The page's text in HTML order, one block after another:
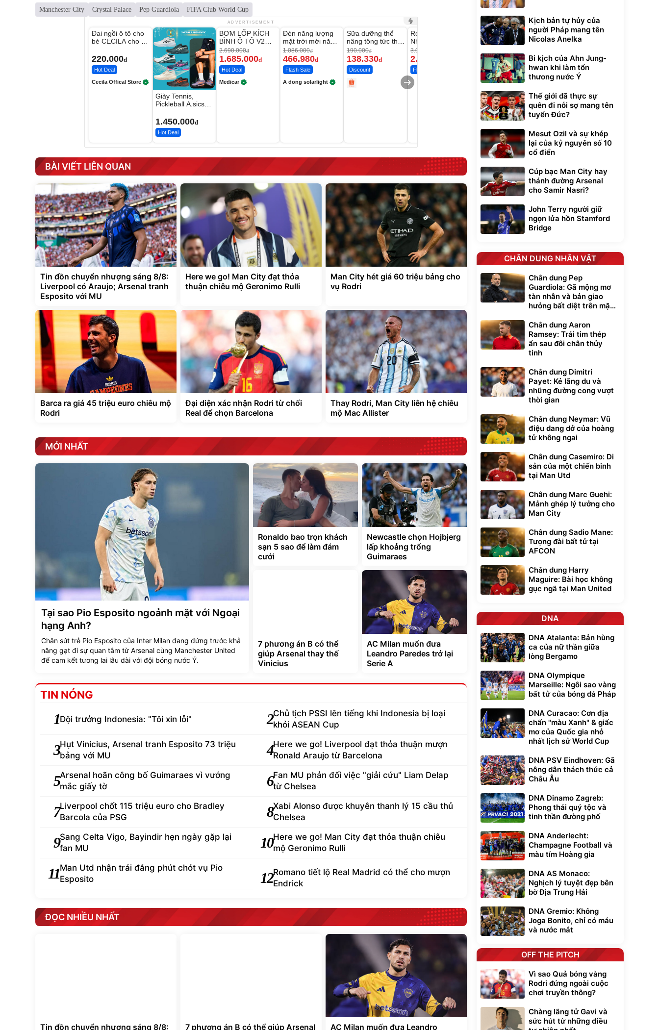
Manchester City Crystal Palace Pep Guardiola FIFA Club World Cup
ADVERTISEMENT
Đai ngồi ô tô cho
bé CECILA cho bé
220.000đ
Hot Deal
Cecila Offical Store
Giày Tennis,
Pickleball A.sics
Các Phối Màu
1.450.000đ
Hot Deal
-37%
Unmute
BƠM LỐP KÍCH
BÌNH Ô TÔ V2
4IN1 Medicar
12.000mAh
2.690.000đ
1.685.000đ
Hot Deal
Medicar
-56%
Đèn năng lượng
mặt trời mới năm
2026 có 120 viên
LED lớn
1.086.000đ
466.980đ
Flash Sale
A dong solarlight
-27%
Sữa dưỡng thể
nâng tông tức thì
Vaseline Body
190.000đ
138.330đ
Discount
Robot Hút Bụi Lau
Nhà - D2-001 -
Thông Minh
3.000.000
2.200.000
Flash Sale
Unmute
Vali Bamozo
Khung Nhôm
20/24/28 Cao Cấp
825.000đ
Flash Sale
Lót ghế ôtô, nâng
lưng chống nóng
giúp thoải mái
trong di chuyển
Đã bán nhiều
BÀI VIẾT LIÊN QUAN
Tin đồn chuyển nhượng sáng 8/8:
Liverpool có Araujo; Arsenal tranh
Esposito với MU
Here we go! Man City đạt thỏa
thuận chiêu mộ Geronimo Rulli
Man City hét giá 60 triệu bảng cho
vụ Rodri
Barca ra giá 45 triệu euro chiêu mộ
Rodri
Đại diện xác nhận Rodri từ chối
Real để chọn Barcelona
Thay Rodri, Man City liên hệ chiêu
mộ Mac Allister
MỚI NHẤT
Tại sao Pio Esposito ngoảnh mặt với Ngoại
hạng Anh?
Chân sút trẻ Pio Esposito của Inter Milan đang đứng trước khả
năng gạt đi sự quan tâm từ Arsenal cùng Manchester United
để cam kết tương lai lâu dài với đội bóng nước Ý.
Ronaldo bao trọn khách
sạn 5 sao để làm đám
cưới
Newcastle chọn Hojbjerg
lấp khoảng trống
Guimaraes
7 phương án B có thể
giúp Arsenal thay thế
Vinicius
AC Milan muốn đưa
Leandro Paredes trở lại
Serie A
TIN NÓNG
1Đội trưởng Indonesia: "Tôi xin lỗi" 2Chủ tịch PSSI lên tiếng khi Indonesia bị loại
khỏi ASEAN Cup
3Hụt Vinicius, Arsenal tranh Esposito 73 triệu
bảng với MU
4Here we go! Liverpool đạt thỏa thuận mượn
Ronald Araujo từ Barcelona
5Arsenal hoãn công bố Guimaraes vì vướng
mắc giấy tờ
6Fan MU phản đối việc "giải cứu" Liam Delap
từ Chelsea
7Liverpool chốt 115 triệu euro cho Bradley
Barcola của PSG
8Xabi Alonso được khuyên thanh lý 15 cầu thủ
Chelsea
9Sang Celta Vigo, Bayindir hẹn ngày gặp lại
fan MU
10Here we go! Man City đạt thỏa thuận chiêu
mộ Geronimo Rulli
11Man Utd nhận trái đắng phút chót vụ Pio
Esposito
12Romano tiết lộ Real Madrid có thể cho mượn
Endrick
ĐỌC NHIỀU NHẤT
Tin đồn chuyển nhượng sáng 8/8: 7 phương án B có thể giúp Arsenal AC Milan muốn đưa Leandro
Kịch bản tự hủy của
người Pháp mang tên
Nicolas Anelka
Bi kịch của Ahn Jung-
hwan khi làm tổn
thương nước Ý
Thế giới đã thực sự
quên đi nỗi sợ mang tên
tuyển Đức?
Mesut Ozil và sự khép
lại của kỷ nguyên số 10
cổ điển
Cúp bạc Man City hay
thánh đường Arsenal
cho Samir Nasri?
John Terry người giữ
ngọn lửa hồn Stamford
Bridge
CHÂN DUNG NHÂN VẬT
Chân dung Pep
Guardiola: Gã mộng mơ
tàn nhẫn và bản giao
hưởng bất diệt trên mặt
Chân dung Aaron
Ramsey: Trái tim thép
ẩn sau đôi chân thủy
tinh
Chân dung Dimitri
Payet: Kẻ lãng du và
những đường cong vượt
thời gian
Chân dung Neymar: Vũ
điệu dang dở của hoàng
tử không ngai
Chân dung Casemiro: Di
sản của một chiến binh
tại Man Utd
Chân dung Marc Guehi:
Mảnh ghép lý tưởng cho
Man City
Chân dung Sadio Mane:
Tượng đài bất tử tại
AFCON
Chân dung Harry
Maguire: Bài học không
gục ngã tại Man United
DNA
DNA Atalanta: Bản hùng
ca của nữ thần giữa
lòng Bergamo
DNA Olympique
Marseille: Ngôi sao vàng
bất tử của bóng đá Pháp
DNA Curacao: Cơn địa
chấn "màu Xanh" & giấc
mơ của Quốc gia nhỏ
nhất lịch sử World Cup
DNA PSV Eindhoven: Gã
nông dân thách thức cả
Châu Âu
DNA Dinamo Zagreb:
Phong thái quý tộc và
tinh thần đường phố
DNA Anderlecht:
Champagne Football và
màu tím Hoàng gia
DNA AS Monaco:
Nghịch lý tuyệt đẹp bên
bờ Địa Trung Hải
DNA Gremio: Không
Joga Bonito, chỉ có máu
và nước mắt
OFF THE PITCH
Vì sao Quả bóng vàng
Rodri đứng ngoài cuộc
chơi truyền thông?
Chàng lãng tử Gavi và
sức hút từ những điều